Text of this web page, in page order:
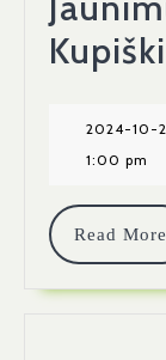
2024-10-
1:00 pm
Read More